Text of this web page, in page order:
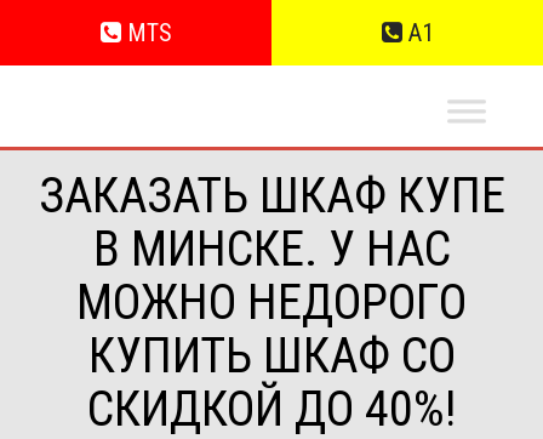
MTS A1
ЗАКАЗАТЬ ШКАФ КУПЕ
В МИНСКЕ. У НАС
МОЖНО НЕДОРОГО
КУПИТЬ ШКАФ СО
СКИДКОЙ ДО 40%!